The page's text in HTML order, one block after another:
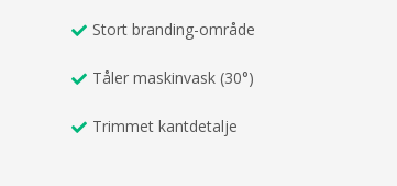
Stort branding-område
Tåler maskinvask (30°)
Trimmet kantdetalje